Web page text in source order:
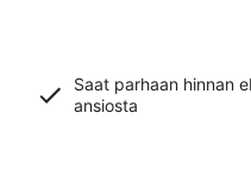
Saat parhaan hinnan
ansiosta